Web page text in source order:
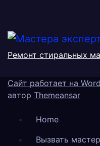
Ремонт стиральных
Сайт работает на
автор Themeansar
Home
Вызвать